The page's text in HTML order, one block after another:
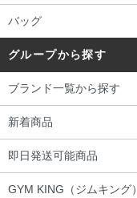
バッグ
グループから探す
ブランド一覧から探す
新着商品
即日発送可能商品
GYM KING（ジムキング）